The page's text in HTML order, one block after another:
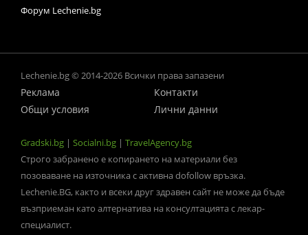
Форум Lechenie.bg
Lechenie.bg © 2014-2026 Всички права запазени
Реклама
Контакти
Общи условия
Лични данни
Gradski.bg | Socialni.bg | TravelAgency.bg
Строго забранено е копирането на материали без
позоваване на източника с активна dofollow връзка.
Lechenie.BG, както и всеки друг здравен сайт не може да бъде
възприеман като алтернатива на консултацията с лекар-
специалист.